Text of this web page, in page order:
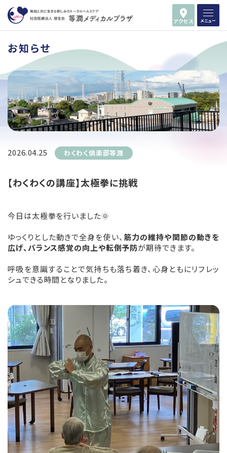
アクセス メニュー
お知らせ
2026.04.25 わくわく倶楽部等潤
【わくわくの講座】太極拳に挑戦
今日は太極拳を行いました🌞
ゆっくりとした動きで全身を使い、 筋力の維持や関節の動きを
広げ、バランス感覚の向上や転倒予防が期待できます。
呼吸を意識することで気持ちも落ち着き、心身ともにリフレッ
シュできる時間となりました。